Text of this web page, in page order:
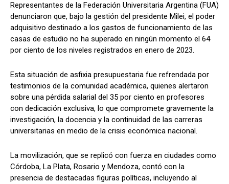
Representantes de la Federación Universitaria Argentina (FUA)
denunciaron que, bajo la gestión del presidente Milei, el poder
adquisitivo destinado a los gastos de funcionamiento de las
casas de estudio no ha superado en ningún momento el 64
por ciento de los niveles registrados en enero de 2023.
Esta situación de asfixia presupuestaria fue refrendada por
testimonios de la comunidad académica, quienes alertaron
sobre una pérdida salarial del 35 por ciento en profesores
con dedicación exclusiva, lo que compromete gravemente la
investigación, la docencia y la continuidad de las carreras
universitarias en medio de la crisis económica nacional.
La movilización, que se replicó con fuerza en ciudades como
Córdoba, La Plata, Rosario y Mendoza, contó con la
presencia de destacadas figuras políticas, incluyendo al